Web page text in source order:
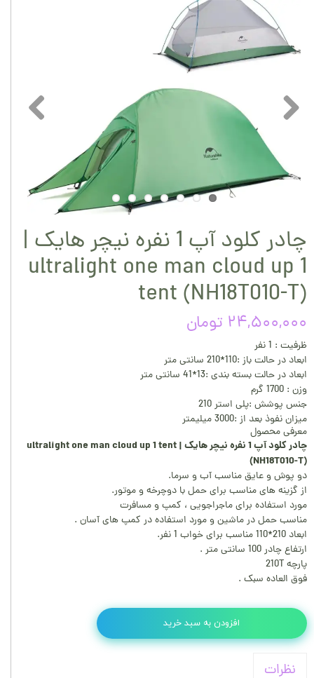
چادر کلود آپ 1 نفره نیچر هایک |
ultralight one man cloud up 1
tent (NH18T010-T)
۲۴,۵۰۰,۰۰۰ تومان
ظرفیت : 1 نفر
ابعاد در حالت باز :110*210 سانتی متر
ابعاد در حالت بسته بندی :13*41 سانتی متر
وزن : 1700 گرم
جنس پوشش :پلی استر 210
میزان نفوذ بعد از :3000 میلیمتر
معرفی محصول
چادر کلود آپ 1 نفره نیچر هایک | ultralight one man cloud up 1 tent
(NH18T010-T)
دو پوش و عایق مناسب آب و سرما.
از گزینه های مناسب برای حمل با دوچرخه و موتور.
مورد استفاده برای ماجراجویی ، کمپ و مسافرت
مناسب حمل در ماشین و مورد استفاده در کمپ های آسان .
ابعاد 210*110 مناسب برای خواب 1 نفر.
ارتفاع چادر 100 سانتی متر .
پارچه 210T
فوق العاده سبک .
افزودن به سبد خرید
نظرات